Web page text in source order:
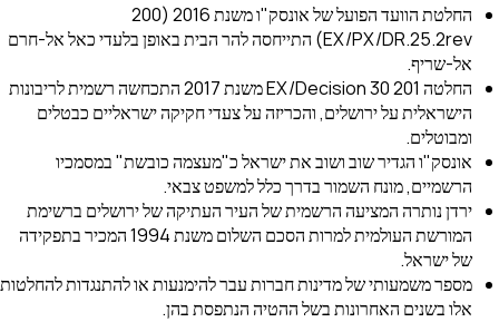
החלטת הוועד הפועל של אונסק"ו משנת 2016 (200
EX/PX/DR.25.2rev) התייחסה להר הבית באופן בלעדי כאל אל-חרם
אל-שריף.
החלטה 201 EX/Decision 30 משנת 2017 התכחשה רשמית לריבונות
הישראלית על ירושלים, והכריזה על צעדי חקיקה ישראליים כבטלים
ומבוטלים.
אונסק"ו הגדיר שוב ושוב את ישראל כ"מעצמה כובשת" במסמכיו
הרשמיים, מונח השמור בדרך כלל למשפט צבאי.
ירדן נותרה המציעה הרשמית של העיר העתיקה של ירושלים ברשימת
המורשת העולמית למרות הסכם השלום משנת 1994 המכיר בתפקידה
של ישראל.
מספר משמעותי של מדינות חברות עבר להימנעות או להתנגדות להחלטות
אלו בשנים האחרונות בשל ההטיה הנתפסת בהן.